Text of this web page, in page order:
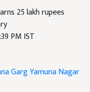
25 lakh rupees
PM IST
GargYamuna Nagar